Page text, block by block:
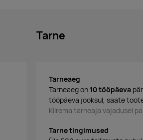
Tarne
Tarneaeg
Tarneaeg on 10 tööpäeva
tööpäeva jooksul, saate
Kiirema tarneaja vajadusel
Tarne tingimused